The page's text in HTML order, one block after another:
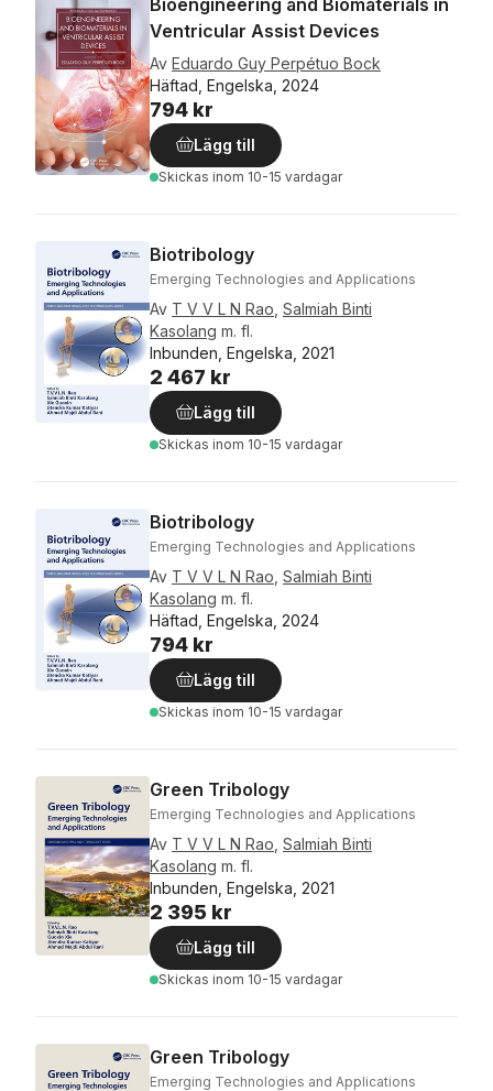
Bioengineering and Biomaterials in
Ventricular Assist Devices
Av Eduardo Guy Perpétuo Bock
Häftad, Engelska, 2024
794 kr
Lägg till
Skickas inom 10-15 vardagar
Biotribology
Emerging Technologies and Applications
Av T V V L N Rao Salmiah Binti
Kasolang m. fl.
Inbunden, Engelska, 2021
2 467 kr
Lägg till
Skickas inom 10-15 vardagar
Biotribology
Emerging Technologies and Applications
Av T V V L N Rao Salmiah Binti
Kasolang m. fl.
Häftad, Engelska, 2024
794 kr
Lägg till
Skickas inom 10-15 vardagar
Green Tribology
Emerging Technologies and Applications
Av T V V L N Rao Salmiah Binti
Kasolang m. fl.
Inbunden, Engelska, 2021
2 395 kr
Lägg till
Skickas inom 10-15 vardagar
Green Tribology
Emerging Technologies and Applications